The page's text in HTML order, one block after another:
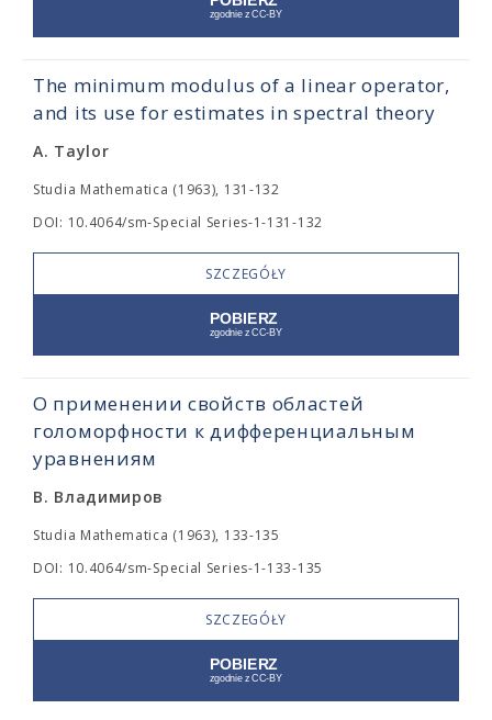
The minimum modulus of a linear operator,
and its use for estimates in spectral theory
A. Taylor
Studia Mathematica (1963), 131-132
DOI: 10.4064/sm-Special Series-1-131-132
SZCZEGÓŁY
О применении свойств областей
голоморфности к дифференциальным
уравнениям
В. Владимиров
Studia Mathematica (1963), 133-135
DOI: 10.4064/sm-Special Series-1-133-135
SZCZEGÓŁY